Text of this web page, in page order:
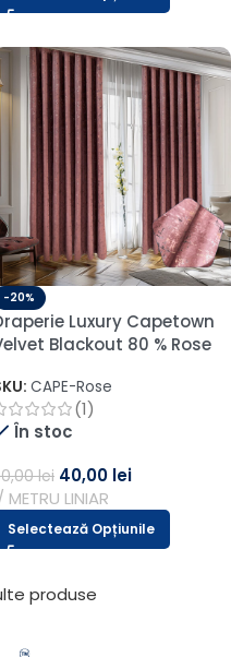
-20%
Luxury Capetown
Blackout 80 % Rose
CAPE-Rose
(1)
În stoc
lei 40,00 lei
METRU LINIAR
Selectează Opțiunile
produse